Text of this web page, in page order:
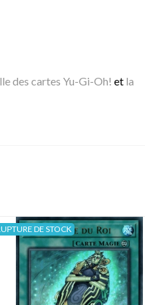
des cartes Yu-Gi-Oh! et la
DE STOCK